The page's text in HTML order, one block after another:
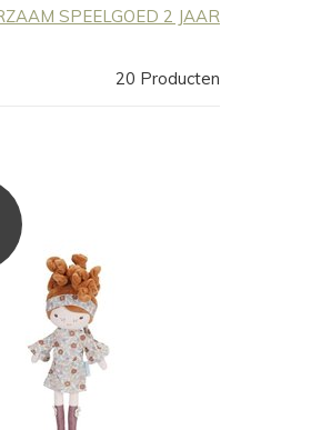
SPEELGOED 2 JAAR
20 Producten